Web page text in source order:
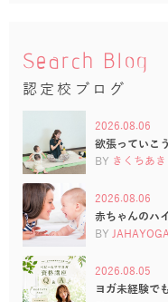
Search Blog
認定校ブログ
2026.08.06
欲張っていこ
BY きくちあき
2026.08.06
赤ちゃんのハ
BY
2026.08.05
ヨガ未経験で